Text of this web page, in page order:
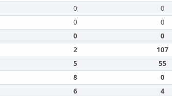
0 0
0 0
0 0
2 107
5 55
8 0
6 4